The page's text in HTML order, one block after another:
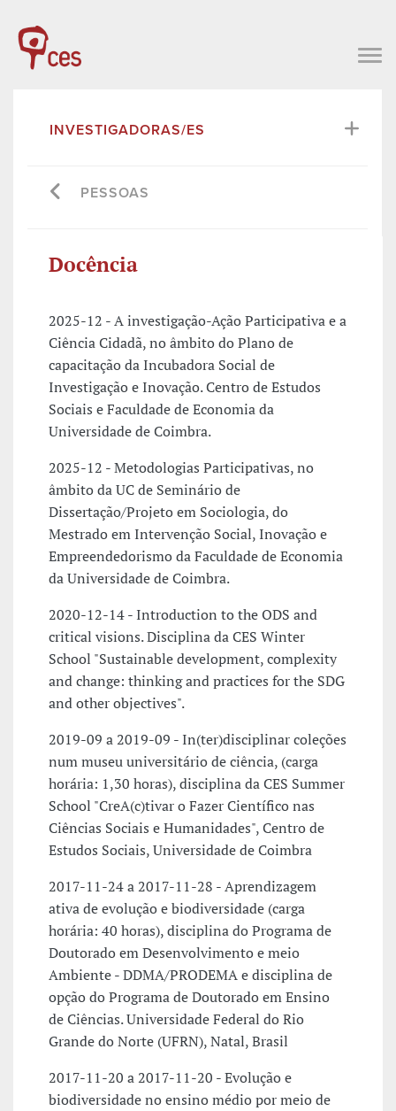
INVESTIGADORAS/ES
PESSOAS
Docência
2025-12 - A investigação-Ação Participativa e a
Ciência Cidadã, no âmbito do Plano de
capacitação da Incubadora Social de
Investigação e Inovação. Centro de Estudos
Sociais e Faculdade de Economia da
Universidade de Coimbra.
2025-12 - Metodologias Participativas, no
âmbito da UC de Seminário de
Dissertação/Projeto em Sociologia, do
Mestrado em Intervenção Social, Inovação e
Empreendedorismo da Faculdade de Economia
da Universidade de Coimbra.
2020-12-14 - Introduction to the ODS and
critical visions. Disciplina da CES Winter
School "Sustainable development, complexity
and change: thinking and practices for the SDG
and other objectives".
2019-09 a 2019-09 - In(ter)disciplinar coleções
num museu universitário de ciência, (carga
horária: 1,30 horas), disciplina da CES Summer
School "CreA(c)tivar o Fazer Científico nas
Ciências Sociais e Humanidades", Centro de
Estudos Sociais, Universidade de Coimbra
2017-11-24 a 2017-11-28 - Aprendizagem
ativa de evolução e biodiversidade (carga
horária: 40 horas), disciplina do Programa de
Doutorado em Desenvolvimento e meio
Ambiente - DDMA/PRODEMA e disciplina de
opção do Programa de Doutorado em Ensino
de Ciências. Universidade Federal do Rio
Grande do Norte (UFRN), Natal, Brasil
2017-11-20 a 2017-11-20 - Evolução e
biodiversidade no ensino médio por meio de